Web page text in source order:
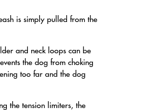
is simply pulled from the
and neck loops can be
the dog from choking
too far and the dog
the tension limiters, the